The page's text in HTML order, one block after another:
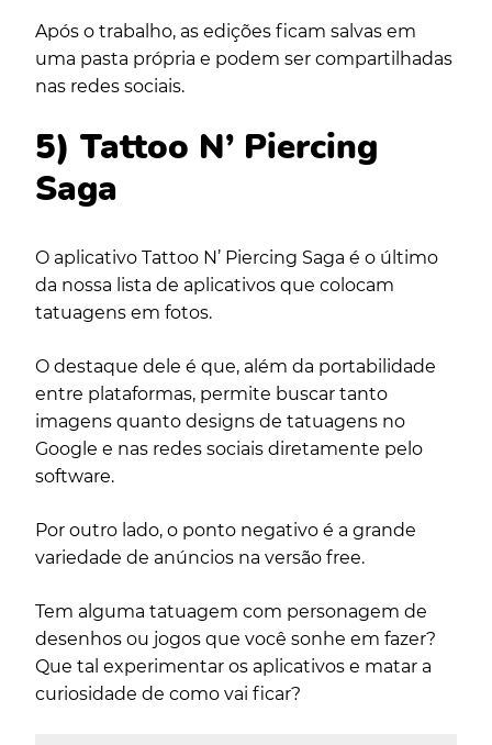
Após o trabalho, as edições ficam salvas em
uma pasta própria e podem ser compartilhadas
nas redes sociais.
5) Tattoo N’ Piercing
Saga
O aplicativo Tattoo N’ Piercing Saga é o último
da nossa lista de aplicativos que colocam
tatuagens em fotos.
O destaque dele é que, além da portabilidade
entre plataformas, permite buscar tanto
imagens quanto designs de tatuagens no
Google e nas redes sociais diretamente pelo
software.
Por outro lado, o ponto negativo é a grande
variedade de anúncios na versão free.
Tem alguma tatuagem com personagem de
desenhos ou jogos que você sonhe em fazer?
Que tal experimentar os aplicativos e matar a
curiosidade de como vai ficar?